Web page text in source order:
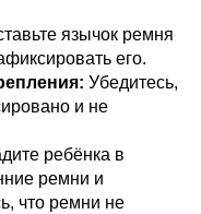
язычок ремня
его.
Убедитесь,
и не
ребёнка в
ремни и
что ремни не